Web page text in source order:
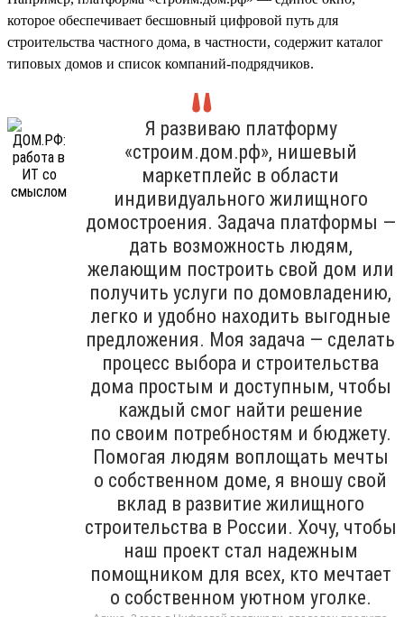
которое обеспечивает бесшовный цифровой путь для
строительства частного дома, в частности, содержит каталог
типовых домов и список компаний-подрядчиков.
Я развиваю платформу
«строим.дом.рф», нишевый
маркетплейс в области
индивидуального жилищного
домостроения. Задача платформы —
дать возможность людям,
желающим построить свой дом или
получить услуги по домовладению,
легко и удобно находить выгодные
предложения. Моя задача — сделать
процесс выбора и строительства
дома простым и доступным, чтобы
каждый смог найти решение
по своим потребностям и бюджету.
Помогая людям воплощать мечты
о собственном доме, я вношу свой
вклад в развитие жилищного
строительства в России. Хочу, чтобы
наш проект стал надежным
помощником для всех, кто мечтает
о собственном уютном уголке.